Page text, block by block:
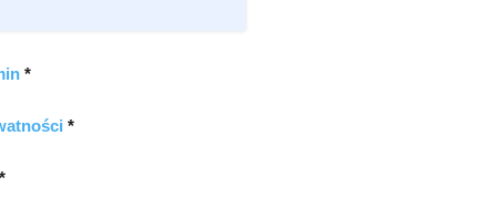
*
*